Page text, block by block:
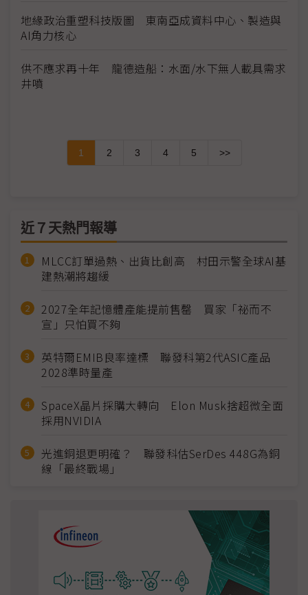
地緣政治重塑科技版圖 東南亞成資料中心、製造與
AI角力核心
供不應求再十年 龍德造船：水面/水下無人載具需求
井噴
1 2 3 4 5 >>
近７天熱門報導
MLCC訂單過熱、出貨比創高 村田示警全球AI基
建熱潮將趨緩
2027全年記憶體產能提前售罄 買家「祕而不
宣」只怕買不夠
英特爾EMIB良率達標 聯發科第2代ASIC產品
2028準時量產
SpaceX晶片採購大轉向 Elon Musk捨超微全面
採用NVIDIA
光進銅退更明確？ 聯發科估SerDes 448G為銅
線「最終戰場」